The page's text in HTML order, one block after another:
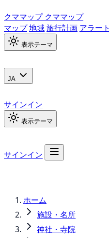
クママップ クママップ
マップ地域旅行計画 アラート
表示テーマ
JA
サインイン
表示テーマ
サインイン
ホーム
施設・名所
神社・寺院